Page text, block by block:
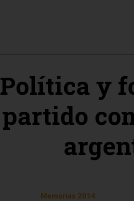
Política y
partido
Memorias 2014